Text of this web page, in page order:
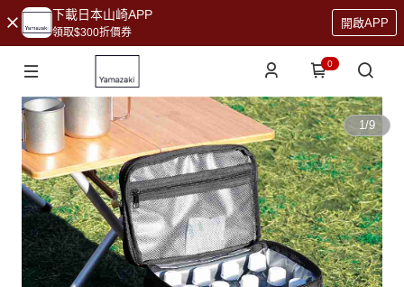
下載日本山崎APP
領取$300折價券
開啟APP
0
1/9